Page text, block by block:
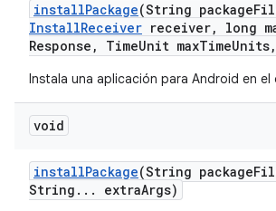
installPackage(String package
InstallReceiver receiver, long
Response , TimeUnit maxTimeUnits,
Instala una aplicación para Android en el
void
installPackage(String package
String . . . extraArgs)